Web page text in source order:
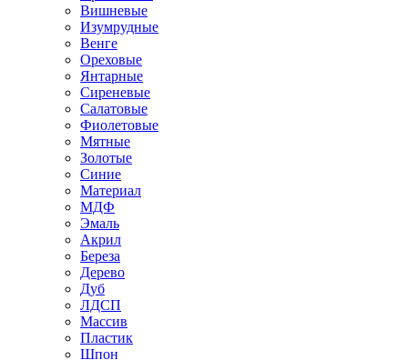
Вишневые
Изумрудные
Венге
Ореховые
Янтарные
Сиреневые
Салатовые
Фиолетовые
Мятные
Золотые
Синие
Материал
МДФ
Эмаль
Акрил
Береза
Дерево
Дуб
ЛДСП
Массив
Пластик
Шпон